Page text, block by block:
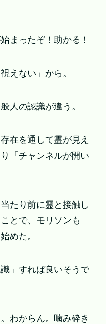
まったぞ！助かる！
えない」から。
人の認識が違う。
在を通して霊が見え
「チャンネルが開い
たり前に霊と接触し
とで、モリソンも
めた。
」すれば良いそうで
わからん。噛み砕き